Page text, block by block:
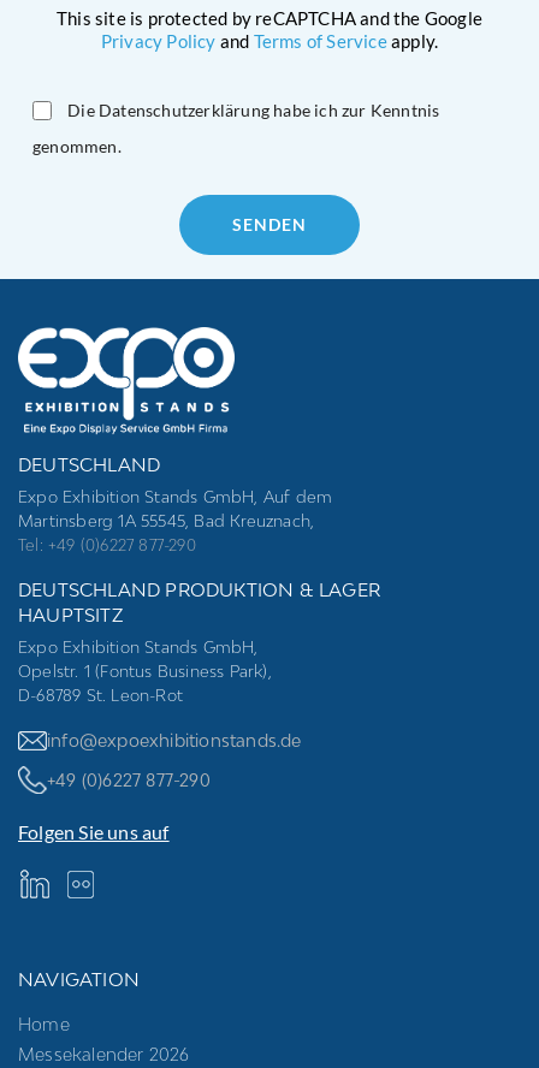
This site is protected by reCAPTCHA and the Google
Privacy Policy and Terms of Serviceapply.
Die Datenschutzerklärung habe ich zur Kenntnis
genommen.
empty.
DEUTSCHLAND
Expo Exhibition Stands GmbH, Auf dem
Martinsberg 1A 55545, Bad Kreuznach,
Tel: +49 (0)6227 877-290
DEUTSCHLAND PRODUKTION & LAGER
HAUPTSITZ
Expo Exhibition Stands GmbH,
Opelstr. 1 (Fontus Business Park),
D-68789 St. Leon-Rot
info@expoexhibitionstands.de
+49 (0)6227 877-290
Folgen Sie uns auf
NAVIGATION
Home
Messekalender 2026